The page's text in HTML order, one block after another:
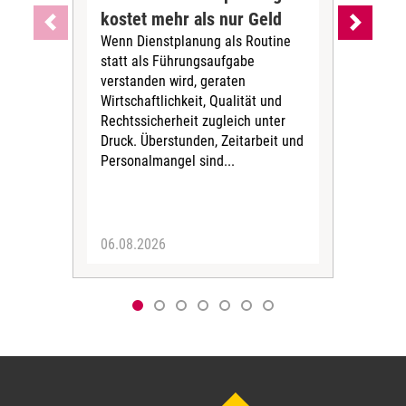
kostet mehr als nur Geld
Wenn Dienstplanung als Routine
statt als Führungsaufgabe
verstanden wird, geraten
Wirtschaftlichkeit, Qualität und
Rechtssicherheit zugleich unter
Druck. Überstunden, Zeitarbeit und
Personalmangel sind...
06.08.2026